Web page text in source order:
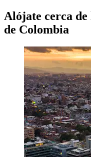
Alójate cerca de
de Colombia